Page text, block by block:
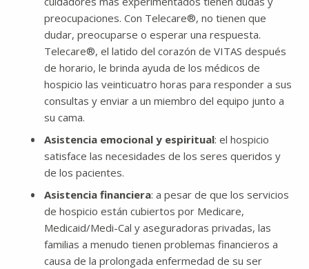
preocupaciones. Con Telecare®, no tienen que
dudar, preocuparse o esperar una respuesta.
Telecare®, el latido del corazón de VITAS después
de horario, le brinda ayuda de los médicos de
hospicio las veinticuatro horas para responder a sus
consultas y enviar a un miembro del equipo junto a
su cama.
Asistencia emocional y espiritual: el hospicio
satisface las necesidades de los seres queridos y
de los pacientes.
Asistencia financiera: a pesar de que los servicios
de hospicio están cubiertos por Medicare,
Medicaid/Medi-Cal y aseguradoras privadas, las
familias a menudo tienen problemas financieros a
causa de la prolongada enfermedad de su ser